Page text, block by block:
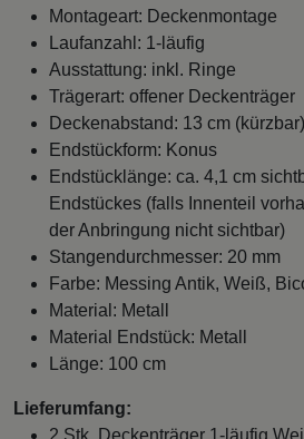
Montageart: Deckenmontage
Laufanzahl: 1-läufig
Ausstattung: inkl. Ringe
Trägerart: offener Deckenträger
Deckenabstand: 13 cm (kürzbar)
Endstückform: Konus
Endstücklänge: ca. 4,1 cm
Endstückes (falls Innenteil
der Anbringung nicht sichtbar)
Stangendurchmesser: 20 mm
Farbe: Messing Antik, Weiß,
Material: Metall
Material Endstück: Metall
Länge: 100 cm
Lieferumfang:
2 Stk. Deckenträger 1-läufig